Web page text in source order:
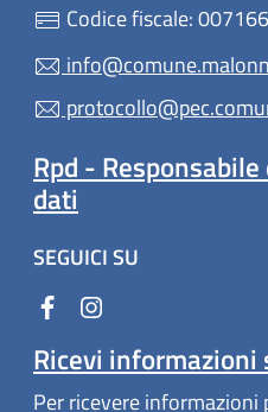
Codice fiscale:
Rpd -
dati
SEGUICI SU
Ricevi informazioni
Per ricevere